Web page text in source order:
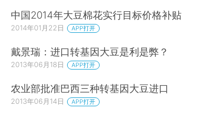
中国2014年大豆棉花实行目标价格补贴
2014年01月22日 APP打开
戴景瑞：进口转基因大豆是利是弊？
2013年06月18日 APP打开
农业部批准巴西三种转基因大豆进口
2013年06月14日 APP打开